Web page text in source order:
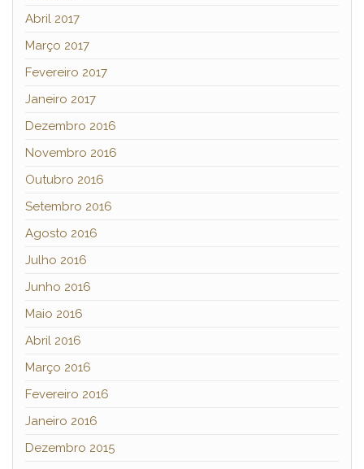
Abril 2017
Março 2017
Fevereiro 2017
Janeiro 2017
Dezembro 2016
Novembro 2016
Outubro 2016
Setembro 2016
Agosto 2016
Julho 2016
Junho 2016
Maio 2016
Abril 2016
Março 2016
Fevereiro 2016
Janeiro 2016
Dezembro 2015